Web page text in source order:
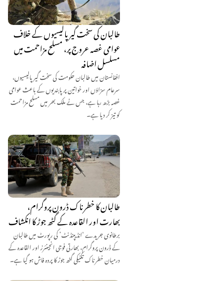
طالبان کی سخت گیر پالیسیوں کے خلاف
عوامی غصہ عروج پر، مسلح مزاحمت میں
مسلسل اضافہ
افغانستان میں طالبان حکومت کی سخت گیر پالیسیوں،
سرعام سزاؤں اور خواتین پر پابندیوں کے باعث عوامی
غصہ بڑھ رہا ہے، جس نے ملک بھر میں مسلح مزاحمت
کو تیز کر دیا ہے۔
طالبان کا خطرناک ڈرون پروگرام،
بھارت اور القاعدہ کے گٹھ جوڑ کا انکشاف
برطانوی جریدے ‘انڈیپنڈنٹ’ کی رپورٹ میں طالبان
کے ڈرون پروگرام، بھارتی فوجی انجینئرز اور القاعدہ کے
درمیان خطرناک تکنیکی گٹھ جوڑ کا پردہ فاش ہو گیا ہے۔